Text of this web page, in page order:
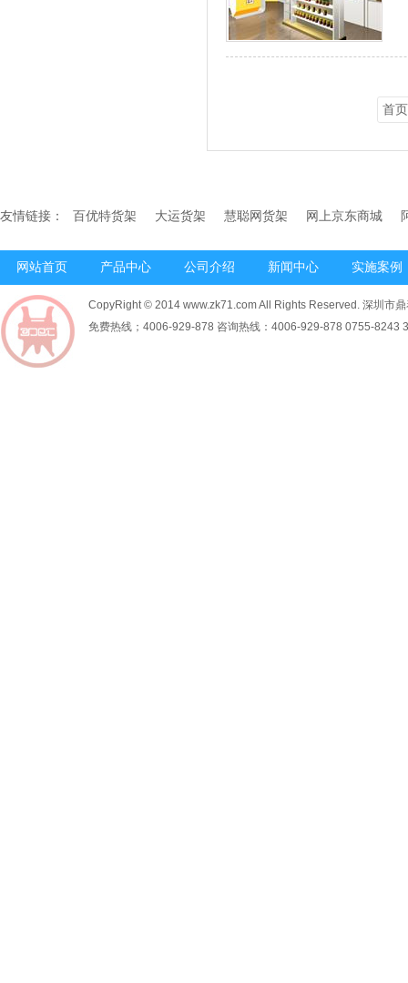
首页
友情链接： 百优特货架 大运货架 慧聪网货架 网上京东商城
网站首页 产品中心 公司介绍 新闻中心 实施案例
CopyRight © 2014 www.zk71.com All Rights Reserved. 深圳市
免费热线；4006-929-878 咨询热线：4006-929-878 0755-8243